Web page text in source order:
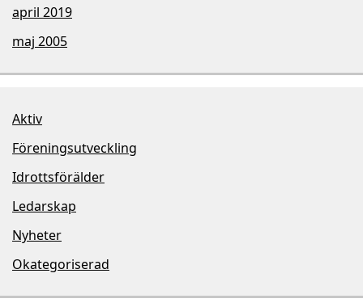
april 2019
maj 2005
Aktiv
Föreningsutveckling
Idrottsförälder
Ledarskap
Nyheter
Okategoriserad